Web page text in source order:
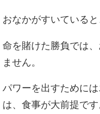
おなかがすいている
命を賭けた勝負では
ません。
パワーを出すために
は、食事が大前提です